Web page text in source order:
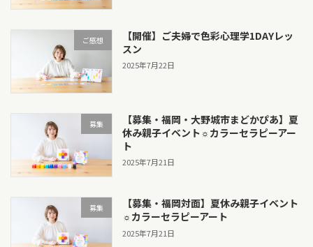
ご感想
【開催】ご夫婦で色彩心理学1DAYレッ
スン
2025年7月22日
募集
【募集・福岡・大野城市まどかぴあ】夏
休み親子イベント☼カラーセラピーアー
ト
2025年7月21日
募集
【募集・福岡対面】夏休み親子イベント
☼カラーセラピーアート
2025年7月21日